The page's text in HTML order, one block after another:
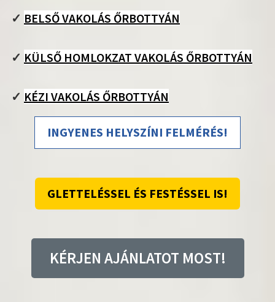
✓ BELSŐ VAKOLÁS ŐRBOTTYÁN
✓ KÜLSŐ HOMLOKZAT VAKOLÁS ŐRBOTTYÁN
✓ KÉZI VAKOLÁS ŐRBOTTYÁN
INGYENES HELYSZÍNI FELMÉRÉS!
GLETTELÉSSEL ÉS FESTÉSSEL IS!
KÉRJEN AJÁNLATOT MOST!